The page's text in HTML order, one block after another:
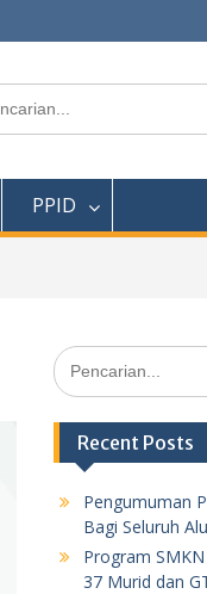
PPID
Search
for:
Recent Posts
Pengumuman
Bagi Seluruh
Program
37 Murid dan